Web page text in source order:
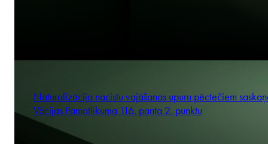
Naturalizācija nacistu vajāšanas upuru pēctečiem
Vācijas Pamatlikuma 116. panta 2. punktu